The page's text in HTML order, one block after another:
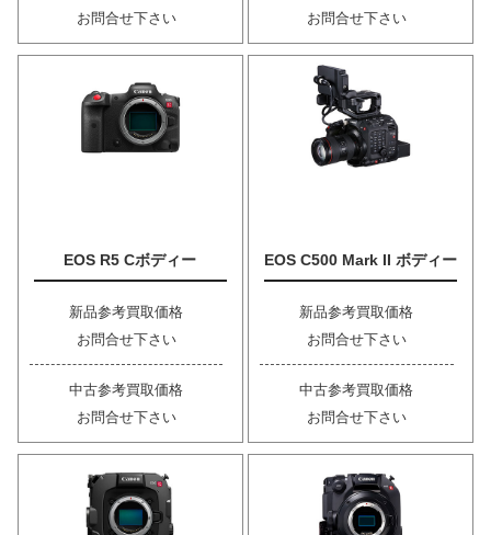
お問合せ下さい
お問合せ下さい
EOS R5 Cボディー
新品参考買取価格
お問合せ下さい
中古参考買取価格
お問合せ下さい
EOS C500 Mark II ボディー
新品参考買取価格
お問合せ下さい
中古参考買取価格
お問合せ下さい